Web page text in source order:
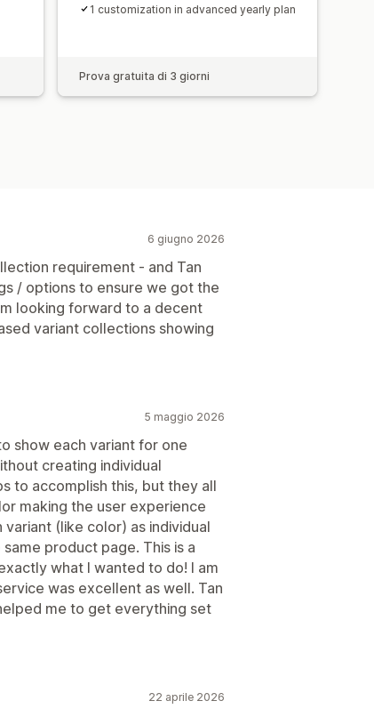
1 customization in advanced yearly plan
Prova gratuita di 3 giorni
6 giugno 2026
requirement - and Tan
/ options to ensure we got the
looking forward to a decent
variant collections showing
5 maggio 2026
show each variant for one
creating individual
to accomplish this, but they all
making the user experience
(like color) as individual
product page. This is a
what I wanted to do! I am
was excellent as well. Tan
me to get everything set
22 aprile 2026